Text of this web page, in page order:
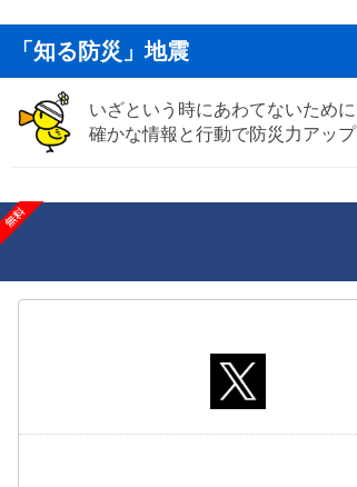
「知る防災」地震
いざという時にあわてないために
確かな情報と行動で防災力アップ